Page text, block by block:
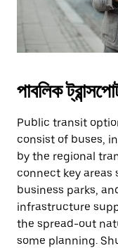
পাবলিক
Public transit
consist of buses,
by the regional
connect key areas
business parks,
infrastructure
the spread-out
some planning.